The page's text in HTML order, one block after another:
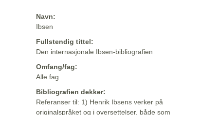
Navn:
Ibsen
Fullstendig tittel:
Den internasjonale Ibsen-bibliografien
Omfang/fag:
Alle fag
Bibliografien dekker:
Referanser til: 1) Henrik Ibsens verker på
originalspråket og i oversettelser, både som